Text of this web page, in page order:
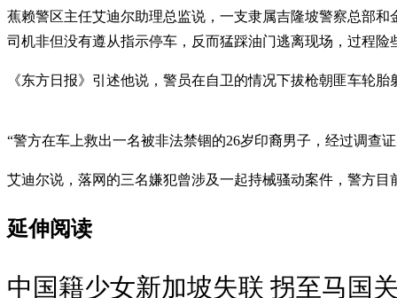
蕉赖警区主任艾迪尔助理总监说，一支隶属吉隆坡警察总部和
司机非但没有遵从指示停车，反而猛踩油门逃离现场，过程险
《东方日报》引述他说，警员在自卫的情况下拔枪朝匪车轮
“警方在车上救出一名被非法禁锢的26岁印裔男子，经过调查
艾迪尔说，落网的三名嫌犯曾涉及一起持械骚动案件，警方
延伸阅读
中国籍少女新加坡失联 拐至马国